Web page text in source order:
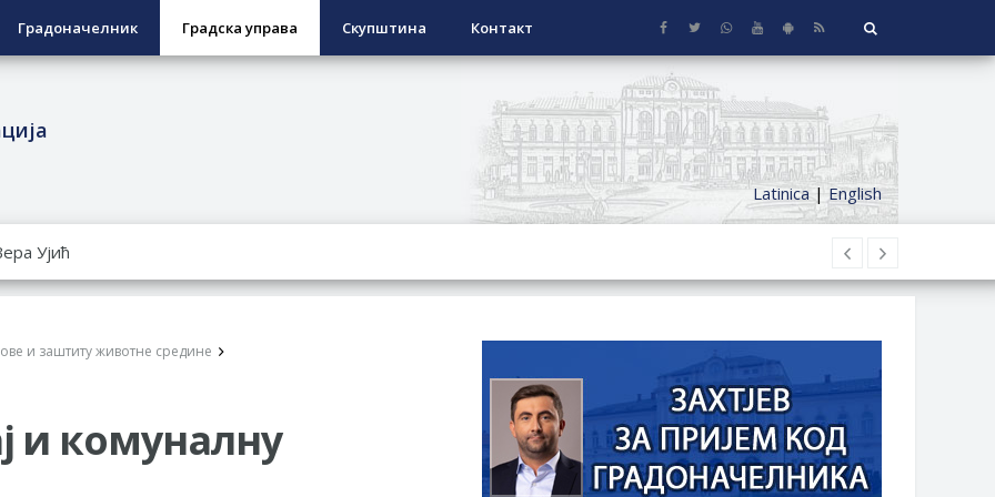
Градоначелник Градска управа Скупштина Контакт
Latinica|English
ОДЛАГАЊА ОТПАДА УЗ ДОДЈЕЛУ ФИНАНСИЈСКЕ НАГРАДЕ
СРЕДСТАВА ЗА СУФИНАНСИРАЊЕ КУПОВИНЕ СЕОСКЕ КУЋЕ СА ОКУЋНИЦОМ НА
КОЈИ СУ ОСТВАРИЛИ ПРАВО НА ГРАДСКИ МЈЕСЕЧНИ БОРАЧКИ ДОДАТАК ЗА
доступни од 13. марта до 15. новембра
и заштиту животне средине
и комуналну